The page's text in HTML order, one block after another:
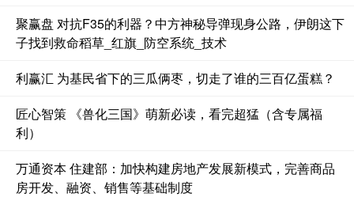
聚赢盘 对抗F35的利器？中方神秘导弹现身公路，伊朗这下
子找到救命稻草_红旗_防空系统_技术
利赢汇 为基民省下的三瓜俩枣，切走了谁的三百亿蛋糕？
匠心智策 《兽化三国》萌新必读，看完超猛（含专属福
利）
万通资本 住建部：加快构建房地产发展新模式，完善商品
房开发、融资、销售等基础制度